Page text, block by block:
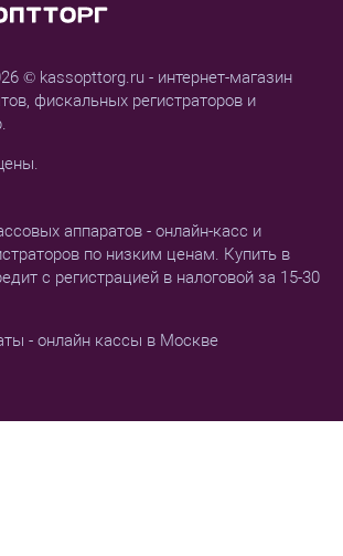
© kassopttorg.ru - интернет-магазин
фискальных регистраторов и
аппаратов - онлайн-касс и
по низким ценам. Купить в
с регистрацией в налоговой за 15-30
- онлайн кассы в Москве